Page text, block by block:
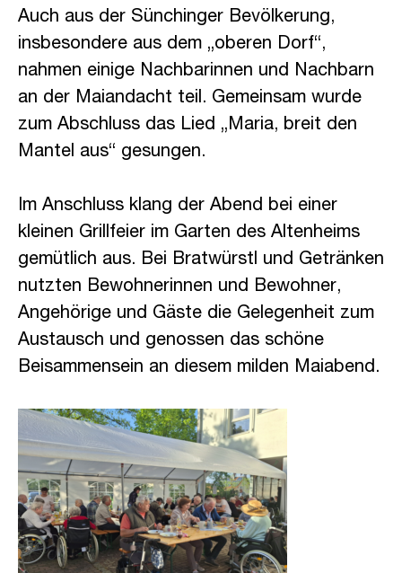
Auch aus der Sünchinger Bevölkerung,
insbesondere aus dem „oberen Dorf“,
nahmen einige Nachbarinnen und Nachbarn
an der Maiandacht teil. Gemeinsam wurde
zum Abschluss das Lied „Maria, breit den
Mantel aus“ gesungen.
Im Anschluss klang der Abend bei einer
kleinen Grillfeier im Garten des Altenheims
gemütlich aus. Bei Bratwürstl und Getränken
nutzten Bewohnerinnen und Bewohner,
Angehörige und Gäste die Gelegenheit zum
Austausch und genossen das schöne
Beisammensein an diesem milden Maiabend.